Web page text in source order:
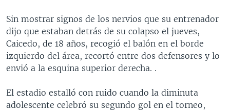
Sin mostrar signos de los nervios que su entrenador
dijo que estaban detrás de su colapso el jueves,
Caicedo, de 18 años, recogió el balón en el borde
izquierdo del área, recortó entre dos defensores y lo
envió a la esquina superior derecha. .
El estadio estalló con ruido cuando la diminuta
adolescente celebró su segundo gol en el torneo,